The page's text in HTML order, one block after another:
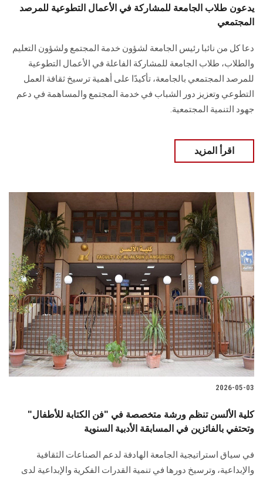
يدعون طلاب الجامعة للمشاركة في الأعمال التطوعية للمرصد
المجتمعي
دعا كل من نائبا رئيس الجامعة لشؤون خدمة المجتمع ولشؤون التعليم
والطلاب، طلاب الجامعة للمشاركة الفاعلة في الأعمال التطوعية
للمرصد المجتمعي بالجامعة، تأكيدًا على أهمية ترسيخ ثقافة العمل
التطوعي وتعزيز دور الشباب في خدمة المجتمع والمساهمة في دعم
جهود التنمية المجتمعية.
اقرأ المزيد
2026-05-03
كلية الألسن تنظم ورشة متخصصة في "فن الكتابة للأطفال"
وتحتفي بالفائزين في المسابقة الأدبية السنوية
في سياق استراتيجية الجامعة الهادفة لدعم الصناعات الثقافية
والإبداعية، وترسيخ دورها في تنمية القدرات الفكرية والإبداعية لدى